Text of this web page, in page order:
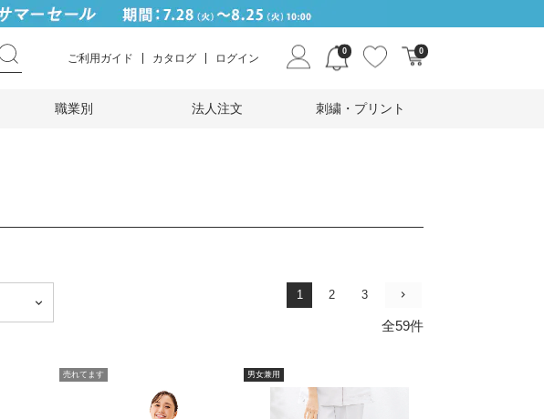
ご利用ガイド カタログ ログイン
0 0
職業別 法人注文 刺繍・プリント
1 2 3
全59件
売れてます 男女兼用